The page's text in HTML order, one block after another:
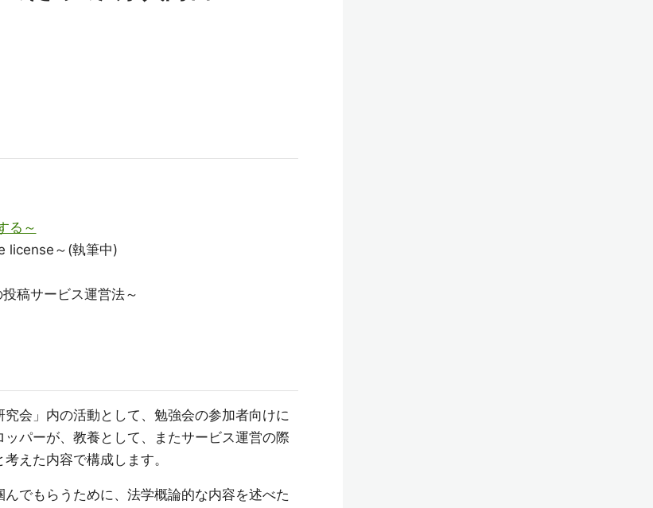
る～
license～(執筆中)
稿サービス運営法～
会」内の活動として、勉強会の参加者向けに
パーが、教養として、またサービス運営の際
えた内容で構成します。
でもらうために、法学概論的な内容を述べた